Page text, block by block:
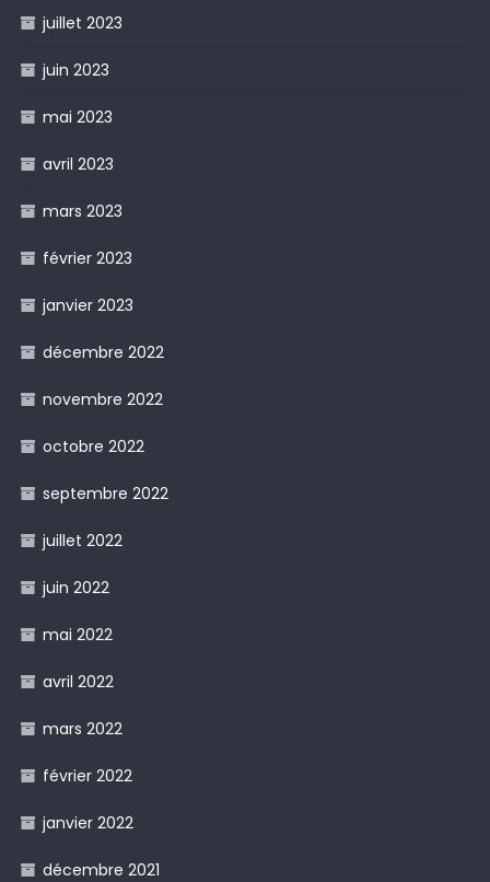
juillet 2023
juin 2023
mai 2023
avril 2023
mars 2023
février 2023
janvier 2023
décembre 2022
novembre 2022
octobre 2022
septembre 2022
juillet 2022
juin 2022
mai 2022
avril 2022
mars 2022
février 2022
janvier 2022
décembre 2021